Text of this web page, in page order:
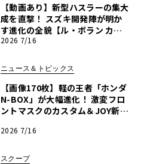
【動画あり】新型ハスラーの集大
成を直撃！ スズキ開発陣が明か
す進化の全貌【ル・ボラン カー
ズミート2026横浜】
2026 7/16
ニュース＆トピックス
【画像170枚】軽の王者「ホンダ
N-BOX」が大幅進化！ 激変フロ
ントマスクのカスタム＆JOY新仕
2026 7/16
スクープ